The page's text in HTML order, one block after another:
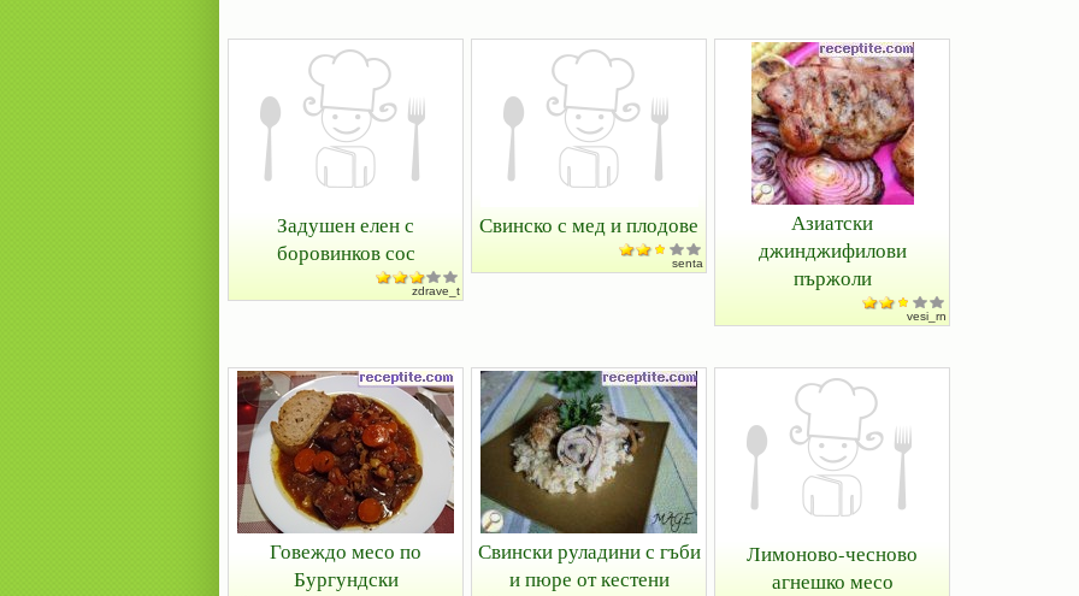
Задушен елен с
боровинков сос
zdrave_t
Свинско с мед и плодове
senta
Азиатски
джинджифилови
пържоли
vesi_rn
Говеждо месо по
Бургундски
Свински руладини с гъби
и пюре от кестени
Лимоново-чесново
агнешко месо